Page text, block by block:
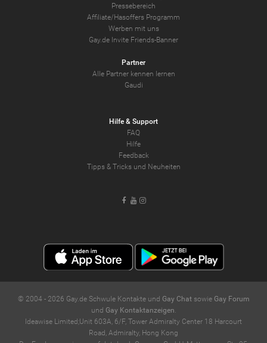
Pressebereich
Affiliate/Hasoffers Programm
Werben mit uns
Gay.de Invite Friends-Banner
Partner
Alle Partner kennen lernen
Gaudi
Hilfe & Support
FAQ
Hilfe
Feedback
Tipps & Tricks und Neuheiten
Facebook
YoutubeInstagram
© 2004 - 2026 Gay.de Schwule Kontakte und Gay Chatsowie Gay Forum
und Gay Kontaktanzeigen.
Ideawise Limited;Unit 603A, 6/F, Tower Admiralty Center 18 Harcourt
Road, Admiralty, Hong Kong